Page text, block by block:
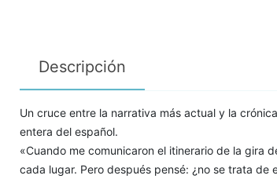
Descripción
Un cruce entre la narrativa más actual y la
entera del español.
«Cuando me comunicaron el itinerario de la gira
cada lugar. Pero después pensé: ¿no se trata de